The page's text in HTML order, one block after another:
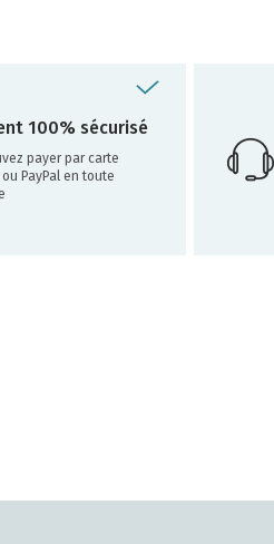
100% sécurisé
payer par carte
PayPal en toute